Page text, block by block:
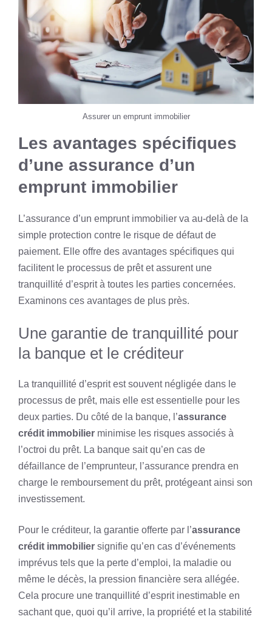
Assurer un emprunt immobilier
Les avantages spécifiques
d’une assurance d’un
emprunt immobilier
L’assurance d’un emprunt immobilier va au-delà de la
simple protection contre le risque de défaut de
paiement. Elle offre des avantages spécifiques qui
facilitent le processus de prêt et assurent une
tranquillité d’esprit à toutes les parties concernées.
Examinons ces avantages de plus près.
Une garantie de tranquillité pour
la banque et le créditeur
La tranquillité d’esprit est souvent négligée dans le
processus de prêt, mais elle est essentielle pour les
deux parties. Du côté de la banque, l’assurance
crédit immobilier minimise les risques associés à
l’octroi du prêt. La banque sait qu’en cas de
défaillance de l’emprunteur, l’assurance prendra en
charge le remboursement du prêt, protégeant ainsi son
investissement.
Pour le créditeur, la garantie offerte par l’assurance
crédit immobilier signifie qu’en cas d’événements
imprévus tels que la perte d’emploi, la maladie ou
même le décès, la pression financière sera allégée.
Cela procure une tranquillité d’esprit inestimable en
sachant que, quoi qu’il arrive, la propriété et la stabilité